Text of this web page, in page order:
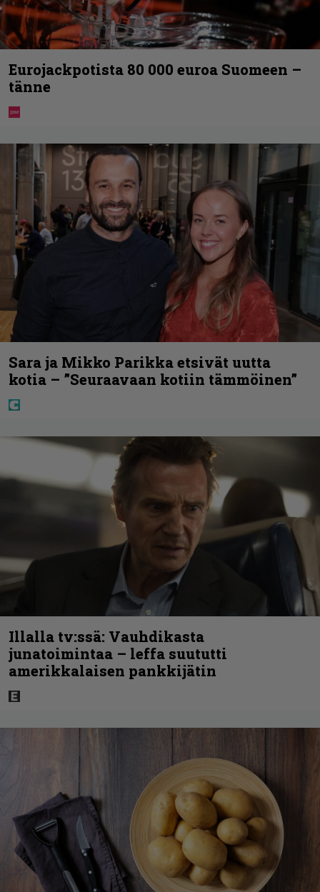
Eurojackpotista 80 000 euroa Suomeen –
tänne
Sara ja Mikko Parikka etsivät uutta
kotia – ”Seuraavaan kotiin tämmöinen”
Illalla tv:ssä: Vauhdikasta
junatoimintaa – leffa suututti
amerikkalaisen pankkijätin